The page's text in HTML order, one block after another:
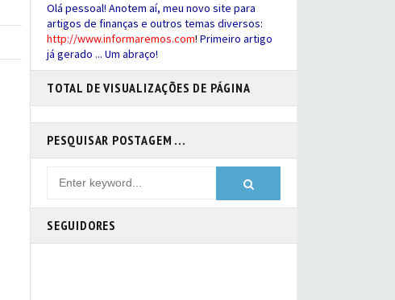
Olá pessoal! Anotem aí, meu novo site para
artigos de finanças e outros temas diversos:
http://www.informaremos.com! Primeiro artigo
já gerado ... Um abraço!
TOTAL DE VISUALIZAÇÕES DE PÁGINA
PESQUISAR POSTAGEM ...
SEGUIDORES